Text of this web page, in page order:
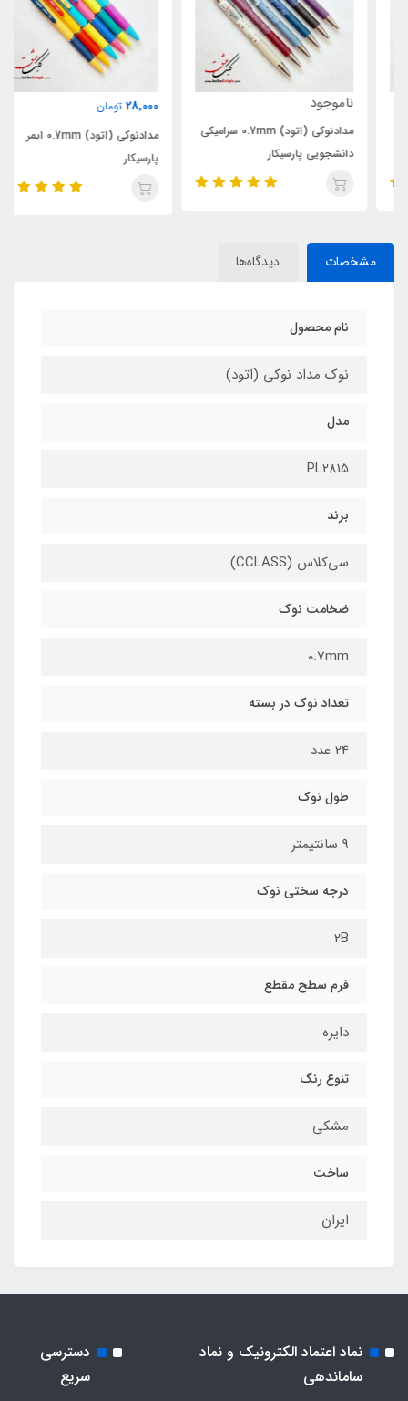
ناموجود
مدادنوکی (اتود) 0.7mm سرامیکی
دانشجویی پارسیکار
28,000 تومان
مدادنوکی (اتود) 0.7mm ایمر
پارسیکار
مشخصات دیدگاه‌ها
نام محصول
نوک مداد نوکی (اتود)
مدل
PL2815
برند
سی‌کلاس (CCLASS)
ضخامت نوک
0.7mm
تعداد نوک در بسته
24 عدد
طول نوک
9 سانتیمتر
درجه سختی نوک
2B
فرم سطح مقطع
دایره
تنوع رنگ
مشکی
ساخت
ایران
نماد اعتماد الکترونیک و نماد
ساماندهی
دسترسی
سریع